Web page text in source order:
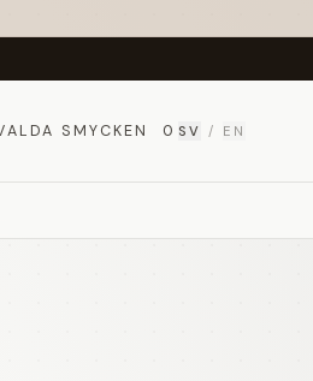
SMYCKEN 0 SV / EN